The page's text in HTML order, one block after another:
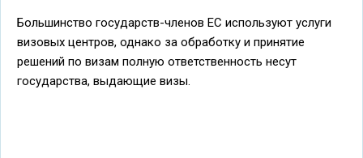
Большинство государств-членов ЕС используют услуги
визовых центров, однако за обработку и принятие
решений по визам полную ответственность несут
государства, выдающие визы.